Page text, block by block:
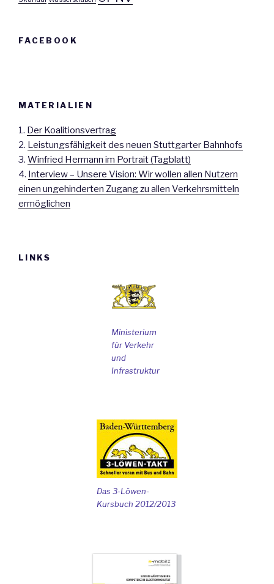
FACEBOOK
MATERIALIEN
1. Der Koalitionsvertrag
2. Leistungsfähigkeit des neuen Stuttgarter Bahnhofs
3. Winfried Hermann im Portrait (Tagblatt)
4. Interview – Unsere Vision: Wir wollen allen Nutzern
einen ungehinderten Zugang zu allen Verkehrsmitteln
ermöglichen
LINKS
Ministerium
für Verkehr
und
Infrastruktur
Das 3-Löwen-
Kursbuch 2012/2013